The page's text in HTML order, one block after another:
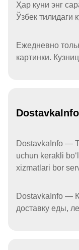
Ҳар куни энг
Ўзбек тилидаги
Ежедневно
картинки.
DostavkaInfo —
uchun kerakli
xizmatlari bor
DostavkaInfo —
доставку еды,